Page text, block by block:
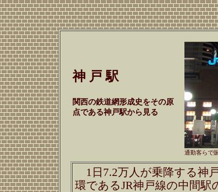
神 戸 駅
関西の鉄道網形成史をその原
点である神戸駅から見る
通勤客らで
1日7.2万人が乗降する神
環であるJR神戸線の中間